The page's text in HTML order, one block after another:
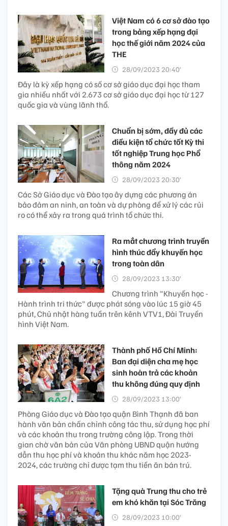
Việt Nam có 6 cơ sở đào tạo
trong bảng xếp hạng đại
học thế giới năm 2024 của
THE
28/09/2023 20:40’
Đây là kỳ xếp hạng có số cơ sở giáo dục đại học tham
gia nhiều nhất với 2.673 cơ sở giáo dục đại học từ 127
quốc gia và vùng lãnh thổ.
Chuẩn bị sớm, đầy đủ các
điều kiện tổ chức tốt Kỳ thi
tốt nghiệp Trung học Phổ
thông năm 2024
28/09/2023 20:30’
Các Sở Giáo dục và Đào tạo ây dựng các phương án
bảo đảm an ninh, an toàn và dự phòng để xử lý các rủi
ro có thể xảy ra trong quá trình tổ chức thi.
Ra mắt chương trình truyền
hình thúc đẩy khuyến học
trong toàn dân
28/09/2023 13:30’
Chương trình "Khuyến học -
Hành trình tri thức" được phát sóng vào lúc 15 giờ 45
phút, Chủ nhật hàng tuần trên kênh VTV1, Đài Truyền
hình Việt Nam.
Thành phố Hồ Chí Minh:
Ban đại diện cha mẹ học
sinh hoàn trả các khoản
thu không đúng quy định
28/09/2023 13:00’
Phòng Giáo dục và Đào tạo quận Bình Thạnh đã ban
hành văn bản chấn chỉnh công tác thu, sử dụng học phí
và các khoản thu trong trường công lập. Trong thời
gian chờ văn bản của Văn phòng UBND quận hướng
dẫn thu học phí và khoản thu khác năm học 2023-
2024, các trường chỉ được tạm thu tiền ăn bán trú.
Tặng quà Trung thu cho trẻ
em khó khăn tại Sóc Trăng
28/09/2023 10:00’